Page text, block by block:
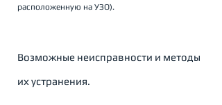
расположенную на УЗО).
Возможные неисправности и методы
их устранения.